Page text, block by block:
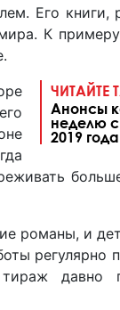
Его
К
ЧИТАЙТЕ
Анонсы
неделю с
2019 года
романы, и
регулярно
давно